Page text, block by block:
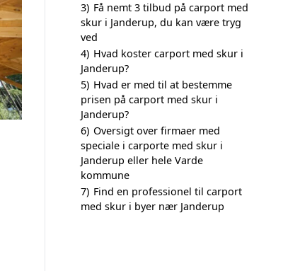
3) Få nemt 3 tilbud på carport med
skur i Janderup, du kan være tryg
ved
4) Hvad koster carport med skur i
Janderup?
5) Hvad er med til at bestemme
prisen på carport med skur i
Janderup?
6) Oversigt over firmaer med
speciale i carporte med skur i
Janderup eller hele Varde
kommune
7) Find en professionel til carport
med skur i byer nær Janderup